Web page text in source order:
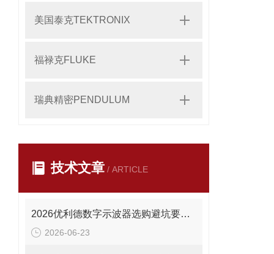
美国泰克TEKTRONIX
福禄克FLUKE
瑞典精密PENDULUM
技术文章 / ARTICLE
2026优利德数字示波器选购避坑要点：这些错误别再犯
2026-06-23